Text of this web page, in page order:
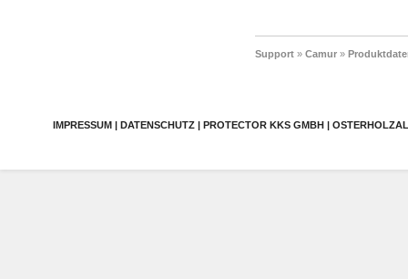
Support » Camur »
IMPRESSUM | DATENSCHUTZ | PROTECTOR KKS GMBH |